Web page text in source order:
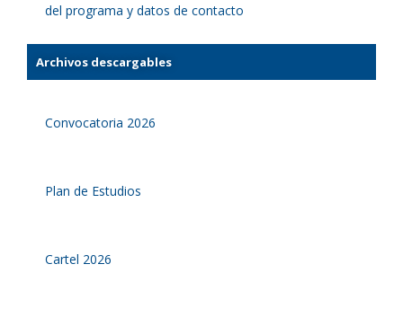
del programa y datos de contacto
Archivos descargables
Convocatoria 2026
Plan de Estudios
Cartel 2026